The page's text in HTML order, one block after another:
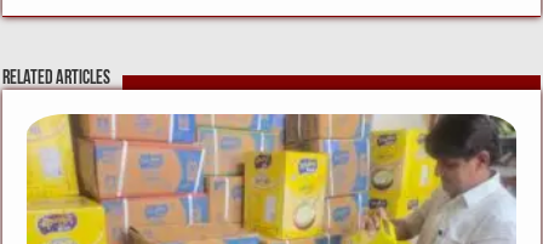
c
e
b
o
o
k
it
te
r
C
h
at
ai
l
ss
e
n
g
er
at
s
A
p
p
Related Articles